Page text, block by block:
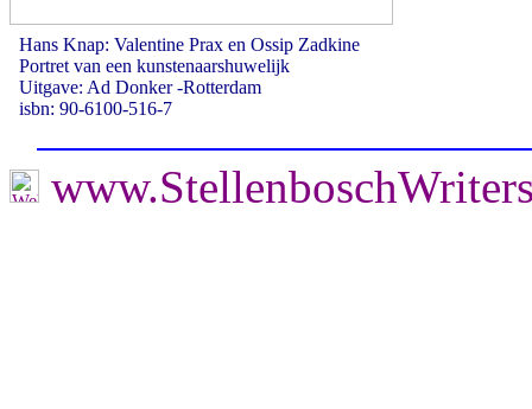
Hans Knap: Valentine Prax en Ossip Zadkine
Portret van een kunstenaarshuwelijk
Uitgave: Ad Donker -Rotterdam
isbn: 90-6100-516-7